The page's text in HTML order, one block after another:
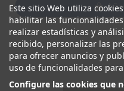
Este sitio Web utiliza
habilitar las
realizar estadísticas y
recibido, personalizar las
para ofrecer anuncios y
uso de funcionalidades
Configure las cookies que